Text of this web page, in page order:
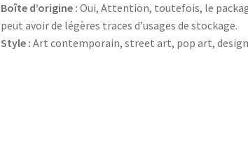
Boîte d’origine : Oui, Attention, toutefois, le
peut avoir de légères traces d’usages de stockage.
Style : Art contemporain, street art, pop art,